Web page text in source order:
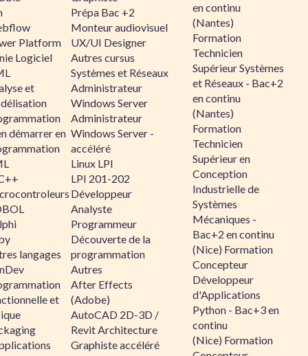
Platform
Logiciel
et
démarrer en
langages
et
Prépa Bac +2
Monteur audiovisuel
UX/UI Designer
Autres cursus
Systèmes et Réseaux
Administrateur
Windows Server
Administrateur
Windows Server -
accéléré
Linux LPI
LPI 201-202
Développeur
Analyste
Programmeur
Découverte de la
programmation
Autres
After Effects
(Adobe)
AutoCAD 2D-3D /
Revit Architecture
Graphiste accéléré
en continu
(Nantes)
Formation
Technicien
Supérieur Systèmes
et Réseaux - Bac+2
en continu
(Nantes)
Formation
Technicien
Supérieur en
Conception
Industrielle de
Systèmes
Mécaniques -
Bac+2 en continu
(Nice) Formation
Concepteur
Développeur
d'Applications
Python - Bac+3 en
continu
(Nice) Formation